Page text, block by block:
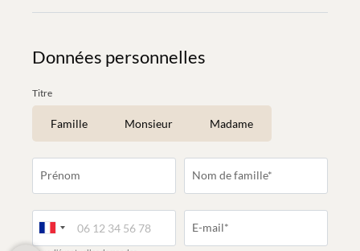
Données personnelles
Titre
Famille Monsieur Madame
Prénom Nom de famille*
E-mail*